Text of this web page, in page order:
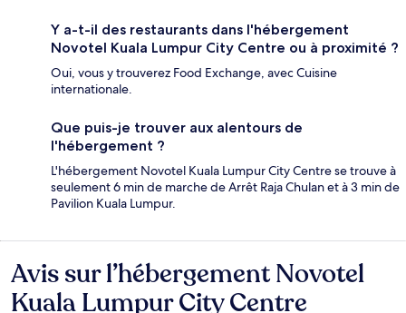
Y a-t-il des restaurants dans l'hébergement
Novotel Kuala Lumpur City Centre ou à proximité ?
Oui, vous y trouverez Food Exchange, avec Cuisine
internationale.
Que puis-je trouver aux alentours de
l'hébergement ?
L'hébergement Novotel Kuala Lumpur City Centre se trouve à
seulement 6 min de marche de Arrêt Raja Chulan et à 3 min de
Pavilion Kuala Lumpur.
Avis
Avis sur l’hébergement Novotel
Kuala Lumpur City Centre